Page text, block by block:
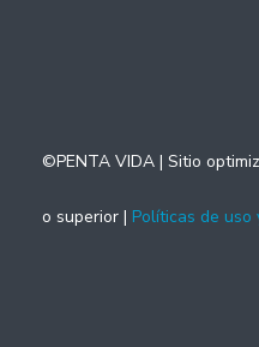
©PENTA VIDA | Sitio
o superior | Políticas de uso